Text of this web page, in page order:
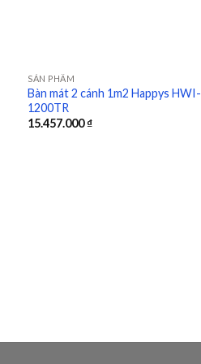
SẢN PHẨM
Bàn mát 2 cánh 1m2 Happys HWI-
1200TR
15.457.000₫